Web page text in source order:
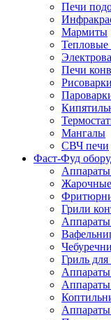
Печи
Мармиты
Печи
Рисоварки
Мангалы
СВЧ печи
Фаст-Фуд
Жарочные
Грили
Гриль для
Аппараты